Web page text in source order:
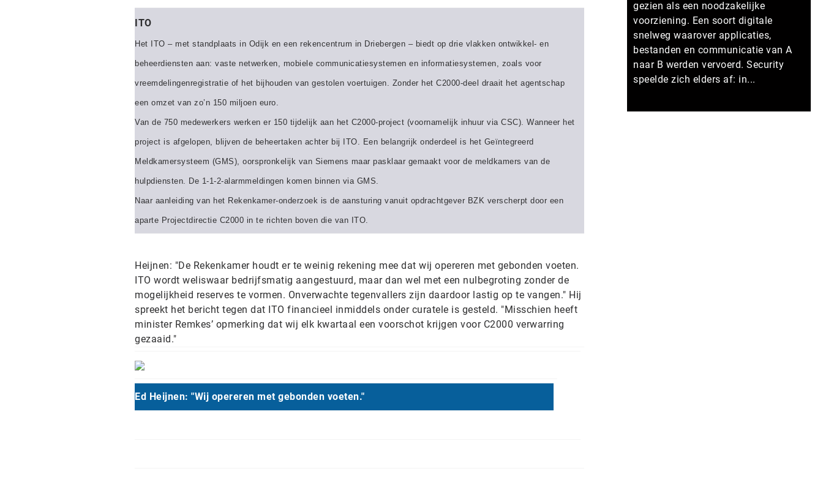
ITO
Het ITO – met standplaats in Odijk en een rekencentrum in Driebergen – biedt op drie vlakken ontwikkel- en
beheerdiensten aan: vaste netwerken, mobiele communicatiesystemen en informatiesystemen, zoals voor
vreemdelingenregistratie of het bijhouden van gestolen voertuigen. Zonder het C2000-deel draait het agentschap
een omzet van zo’n 150 miljoen euro.
Van de 750 medewerkers werken er 150 tijdelijk aan het C2000-project (voornamelijk inhuur via CSC). Wanneer het
project is afgelopen, blijven de beheertaken achter bij ITO. Een belangrijk onderdeel is het Geïntegreerd
Meldkamersysteem (GMS), oorspronkelijk van Siemens maar pasklaar gemaakt voor de meldkamers van de
hulpdiensten. De 1-1-2-alarmmeldingen komen binnen via GMS.
Naar aanleiding van het Rekenkamer-onderzoek is de aansturing vanuit opdrachtgever BZK verscherpt door een
aparte Projectdirectie C2000 in te richten boven die van ITO.
Heijnen: "De Rekenkamer houdt er te weinig rekening mee dat wij opereren met gebonden voeten.
ITO wordt weliswaar bedrijfsmatig aangestuurd, maar dan wel met een nulbegroting zonder de
mogelijkheid reserves te vormen. Onverwachte tegenvallers zijn daardoor lastig op te vangen." Hij
spreekt het bericht tegen dat ITO financieel inmiddels onder curatele is gesteld. "Misschien heeft
minister Remkes’ opmerking dat wij elk kwartaal een voorschot krijgen voor C2000 verwarring
gezaaid."
Ed Heijnen: "Wij opereren met gebonden voeten."
gezien als een noodzakelijke
voorziening. Een soort digitale
snelweg waarover applicaties,
bestanden en communicatie van A
naar B werden vervoerd. Security
speelde zich elders af: in...